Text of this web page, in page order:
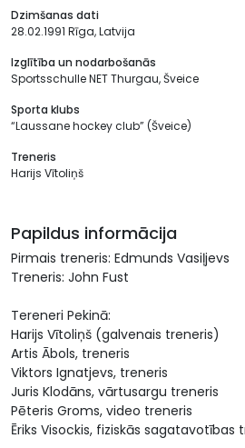
Dzimšanas dati
28.02.1991 Rīga, Latvija
Izglītība un nodarbošanās
Sportsschulle NET Thurgau, Šveice
Sporta klubs
“Laussane hockey club” (Šveice)
Treneris
Harijs Vītoliņš
Papildus informācija
Pirmais treneris: Edmunds Vasiļjevs
Treneris: John Fust
Tereneri Pekinā:
Harijs Vītoliņš (galvenais treneris)
Artis Ābols, treneris
Viktors Ignatjevs, treneris
Juris Klodāns, vārtusargu treneris
Pēteris Groms, video treneris
Ēriks Visockis, fiziskās sagatavotības